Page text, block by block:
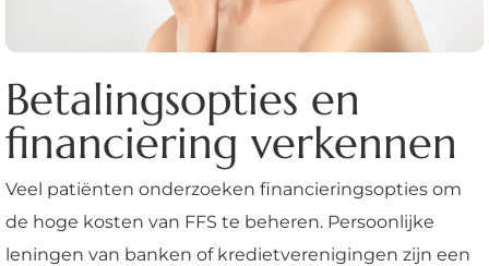
Betalingsopties en
financiering verkennen
Veel patiënten onderzoeken financieringsopties om
de hoge kosten van FFS te beheren. Persoonlijke
leningen van banken of kredietverenigingen zijn een